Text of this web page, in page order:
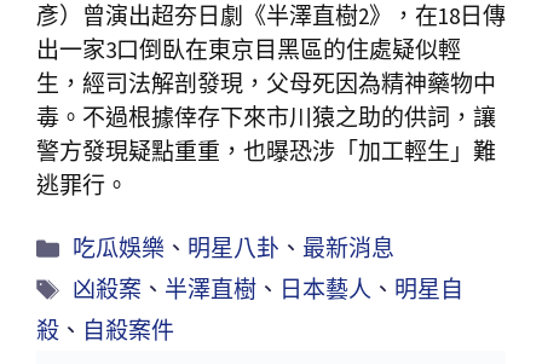
彥）曾演出超夯日劇《半澤直樹2》，在18日傳
出一家3口倒臥在東京目黑區的住處疑似輕
生，經司法解剖發現，父母死因為精神藥物中
毒。不過根據倖存下來市川猿之助的供詞，讓
警方發現疑點重重，也曝恐涉「加工輕生」難
逃罪行。
吃瓜娛樂 、 明星八卦 、最新消息
凶殺案 、 半澤直樹 、 日本藝人 、 明星自
殺 、 自殺案件